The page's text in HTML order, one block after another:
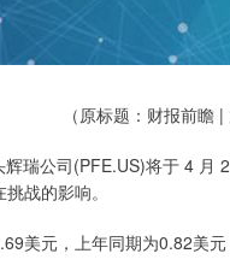
（原标题：财报前瞻
瑞公司(PFE.US)将于 4
战的影响。
美元，上年同期为0.82美
3900.35 21.92